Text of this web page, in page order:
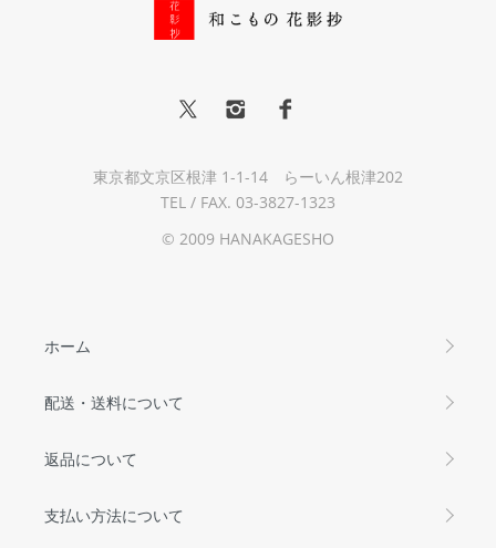
東京都文京区根津 1-1-14 らーいん根津202
TEL / FAX. 03-3827-1323
© 2009 HANAKAGESHO
ホーム
配送・送料について
返品について
支払い方法について